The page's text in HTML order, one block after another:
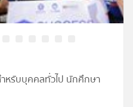
หรับบุคคลทั่วไป นักศึกษา